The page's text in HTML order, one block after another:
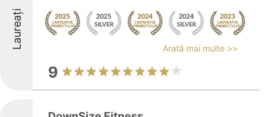
Laureați Arată mai multe >>
9